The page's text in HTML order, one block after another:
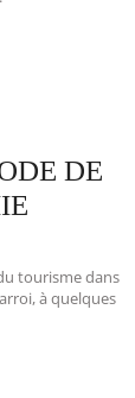
DE
tourisme dans
à quelques